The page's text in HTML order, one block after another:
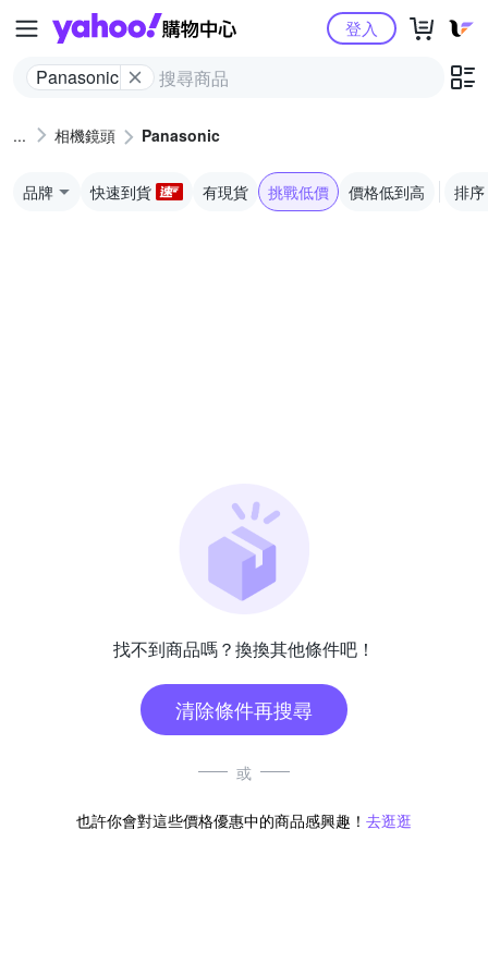
Yahoo購物中心
Panasonic
登入
相機鏡頭 Panasonic
品牌 快速到貨 有現貨 挑戰低價 價格低到高 排序
找不到商品嗎？換換其他條件吧！
清除條件再搜尋
或
也許你會對這些價格優惠中的商品感興趣！ 去逛逛